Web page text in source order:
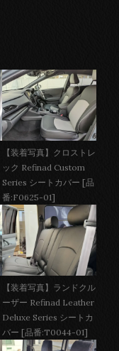
【装着写真】クロストレ
ック Refinad Custom
Series シートカバー [品
番:F0625-01]
【装着写真】ランドクル
ーザー Refinad Leather
Deluxe Series シートカ
バー [品番:T0044-01]